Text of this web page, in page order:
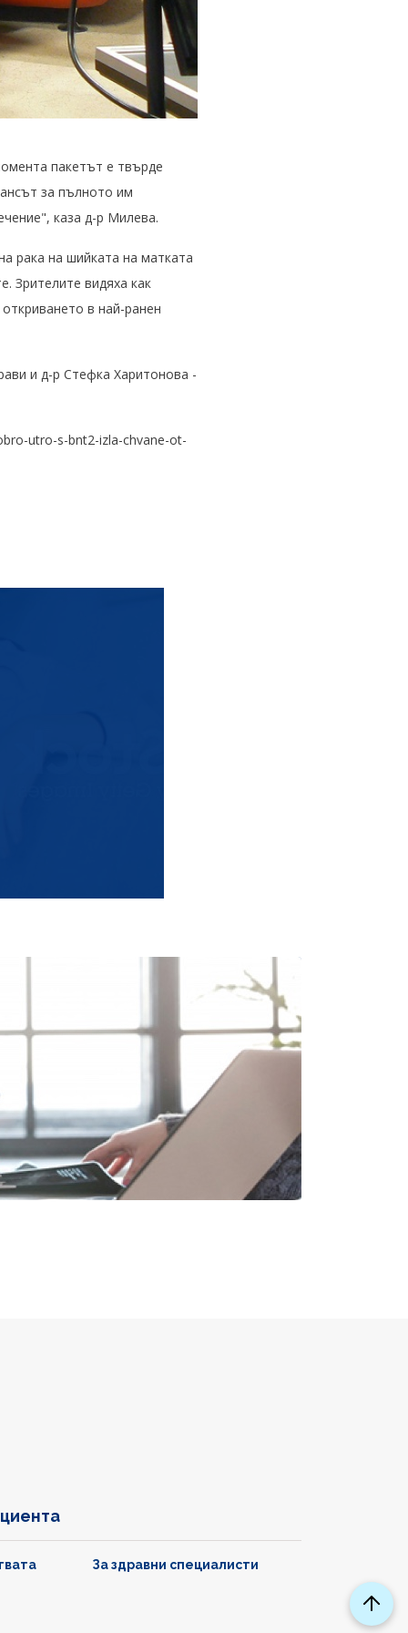
пакетът е твърде
за пълното им
каза д-р Милева.
рака на шийката на матката
Зрителите видяха как
в най-ранен
и д-р Стефка Харитонова -
utro-s-bnt2-izla-chvane-ot-
За здравни специалисти